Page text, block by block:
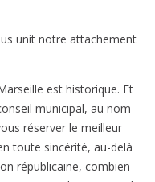
unit notre attachement
est historique. Et
municipal, au nom
réserver le meilleur
toute sincérité, au-delà
républicaine, combien